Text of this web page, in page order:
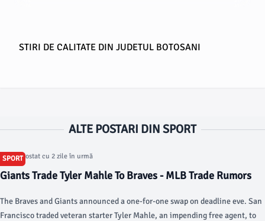
STIRI DE CALITATE DIN JUDETUL BOTOSANI
ALTE POSTARI DIN SPORT
SPORT
Articol postat cu 2 zile în urmă
Giants Trade Tyler Mahle To Braves - MLB Trade Rumors
The Braves and Giants announced a one-for-one swap on deadline eve. San
Francisco traded veteran starter Tyler Mahle, an impending free agent, to